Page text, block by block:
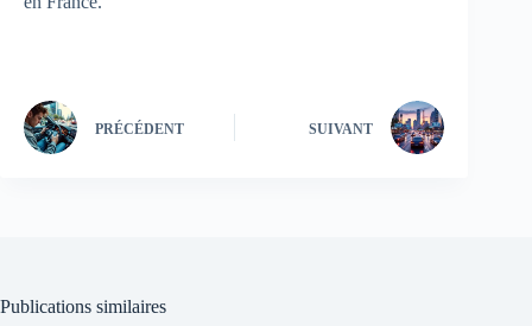
PRÉCÉDENT SUIVANT
Publications similaires